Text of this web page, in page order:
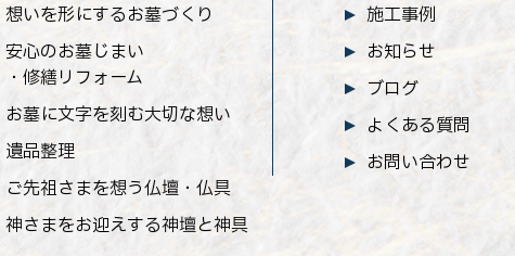
想いを形にするお墓づくり
安心のお墓じまい
・修繕リフォーム
お墓に文字を刻む大切な想い
遺品整理
ご先祖さまを想う仏壇・仏具
神さまをお迎えする神壇と神具
施工事例
お知らせ
ブログ
よくある質問
お問い合わせ